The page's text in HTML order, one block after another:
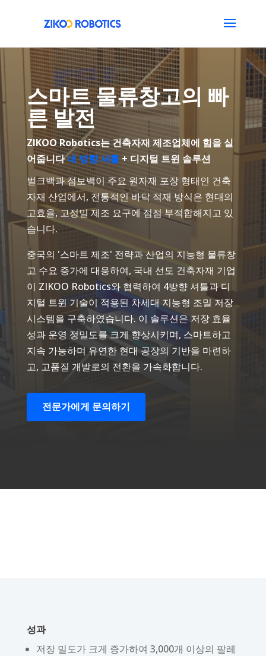
스마트 물류창고의 빠
른 발전
ZIKOO Robotics는 건축자재 제조업체에 힘을 실
어줍니다네 방향 셔틀+ 디지털 트윈 솔루션
벌크백과 점보백이 주요 원자재 포장 형태인 건축
자재 산업에서, 전통적인 바닥 적재 방식은 현대의
고효율, 고정밀 제조 요구에 점점 부적합해지고 있
습니다.
중국의 '스마트 제조' 전략과 산업의 지능형 물류창
고 수요 증가에 대응하여, 국내 선도 건축자재 기업
이 ZIKOO Robotics와 협력하여 4방향 셔틀과 디
지털 트윈 기술이 적용된 차세대 지능형 조밀 저장
시스템을 구축하였습니다. 이 솔루션은 저장 효율
성과 운영 정밀도를 크게 향상시키며, 스마트하고
지속 가능하며 유연한 현대 공장의 기반을 마련하
고, 고품질 개발로의 전환을 가속화합니다.
전문가에게 문의하기
성과
저장 밀도가 크게 증가하여 3,000개 이상의 팔레